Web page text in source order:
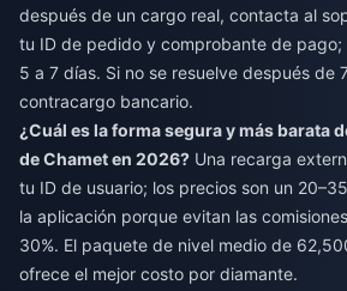
después de un cargo real, contacta al
tu ID de pedido y comprobante de pago;
5 a 7 días. Si no se resuelve después de
contracargo bancario.
¿Cuál es la forma segura y más barata
de Chamet en 2026? Una recarga
tu ID de usuario; los precios son un
la aplicación porque evitan las
30%. El paquete de nivel medio de
ofrece el mejor costo por diamante.